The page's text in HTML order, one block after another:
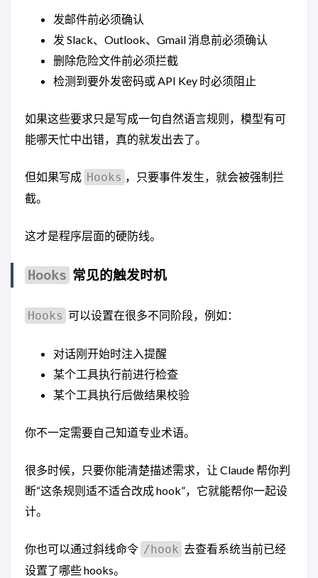
发邮件前必须确认
发 Slack、Outlook、Gmail 消息前必须确认
删除危险文件前必须拦截
检测到要外发密码或 API Key 时必须阻止
如果这些要求只是写成一句自然语言规则，模型有可
能哪天忙中出错，真的就发出去了。
但如果写成 Hooks ，只要事件发生，就会被强制拦
截。
这才是程序层面的硬防线。
Hooks 常见的触发时机
Hooks 可以设置在很多不同阶段，例如：
对话刚开始时注入提醒
某个工具执行前进行检查
某个工具执行后做结果校验
你不一定需要自己知道专业术语。
很多时候，只要你能清楚描述需求，让 Claude 帮你判
断“这条规则适不适合改成 hook”，它就能帮你一起设
计。
你也可以通过斜线命令 /hook 去查看系统当前已经
设置了哪些 hooks。